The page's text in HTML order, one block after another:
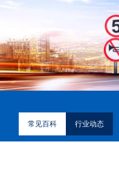
常见百科 行业动态